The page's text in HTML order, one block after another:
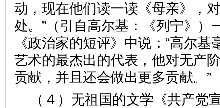
动，现在他们读一读《母亲》，
处。”（引自高尔基：《列宁》）
《政治家的短评》中说：“高尔
艺术的最杰出的代表，他对无产
贡献，并且还会做出更多贡献。”
（４）无祖国的文学《共产党